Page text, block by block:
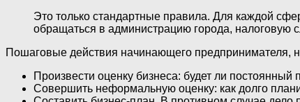
Это только стандартные правила. Для каждой
обращаться в администрацию города, налоговую
Пошаговые действия начинающего предпринимателя,
Произвести оценку бизнеса: будет ли постоянный
Совершить неформальную оценку: как долго